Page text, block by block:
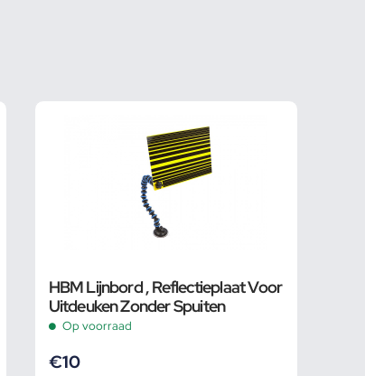
HBM Lijnbord , Reflectieplaat Voor
Uitdeuken Zonder Spuiten
Op voorraad
€10